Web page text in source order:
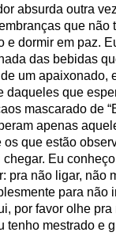
absurda outra
que não
e dormir em paz.
das bebidas
um apaixonado,
daqueles que
mascarado de
apenas
que estão
Eu
pra não ligar, não
para não
por favor olhe pra
tenho mestrado e